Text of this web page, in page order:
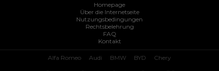
Homepage
Über die Internetseite
Nutzungsbedingungen
Rechtsbelehrung
FAQ
Kontakt
Alfa Romeo Audi BMW BYD Chery